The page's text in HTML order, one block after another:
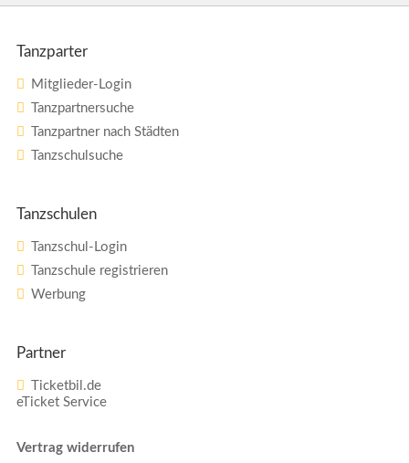
Tanzparter
Mitglieder-Login
Tanzpartnersuche
Tanzpartner nach Städten
Tanzschulsuche
Tanzschulen
Tanzschul-Login
Tanzschule registrieren
Werbung
Partner
Ticketbil.de
eTicket Service
Vertrag widerrufen